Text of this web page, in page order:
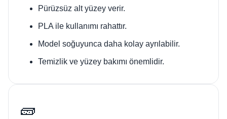
Pürüzsüz alt yüzey verir.
PLA ile kullanımı rahattır.
Model soğuyunca daha kolay ayrılabilir.
Temizlik ve yüzey bakımı önemlidir.
🧱